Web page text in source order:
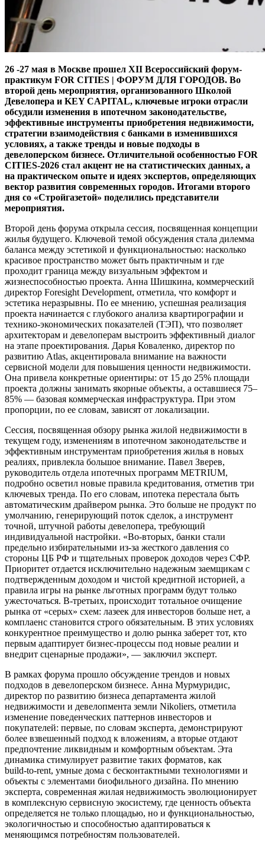
26 -27 мая в Москве прошел XII Всероссийский форум-
практикум FOR CITIES | ФОРУМ ДЛЯ ГОРОДОВ. Во
второй день мероприятия, организованного Школой
Девелопера и KEY CAPITAL, ключевые игроки отрасли
обсудили изменения в ипотечном законодательстве,
эффективные инструменты приобретения недвижимости,
стратегии взаимодействия с банками в изменившихся
условиях, а также тренды и новые подходы в
девелоперском бизнесе. Отличительной особенностью FOR
CITIES‑2026 стал акцент не на статистических данных, а
на практическом опыте и идеях экспертов, определяющих
вектор развития современных городов. Итогами второго
дня со «Стройгазетой» поделились представители
мероприятия.
Второй день форума открыла сессия, посвященная концепции
жилья будущего. Ключевой темой обсуждения стала дилемма
баланса между эстетикой и функциональностью: насколько
красивое пространство может быть практичным и где
проходит граница между визуальным эффектом и
жизнеспособностью проекта. Анна Шишкина, коммерческий
директор Foresight Development, отметила, что комфорт и
эстетика неразрывны. По ее мнению, успешная реализация
проекта начинается с глубокого анализа квартирографии и
технико-экономических показателей (ТЭП), что позволяет
архитекторам и девелоперам выстроить эффективный диалог
на этапе проектирования. Дарья Коваленко, директор по
развитию Atlas, акцентировала внимание на важности
сервисной модели для повышения ценности недвижимости.
Она привела конкретные ориентиры: от 15 до 25% площади
проекта должны занимать якорные объекты, а оставшиеся 75–
85% — базовая коммерческая инфраструктура. При этом
пропорции, по ее словам, зависят от локализации.
Сессия, посвященная обзору рынка жилой недвижимости в
текущем году, изменениям в ипотечном законодательстве и
эффективным инструментам приобретения жилья в новых
реалиях, привлекла большое внимание. Павел Зверев,
руководитель отдела ипотечных программ METRIUM,
подробно осветил новые правила кредитования, отметив три
ключевых тренда. По его словам, ипотека перестала быть
автоматическим драйвером рынка. Это больше не продукт по
умолчанию, генерирующий поток сделок, а инструмент
точной, штучной работы девелопера, требующий
индивидуальной настройки. «Во-вторых, банки стали
предельно избирательными из-за жесткого давления со
стороны ЦБ РФ и тщательных проверок доходов через СФР.
Приоритет отдается исключительно надежным заемщикам с
подтвержденным доходом и чистой кредитной историей, а
правила игры на рынке льготных программ будут только
ужесточаться. В-третьих, происходит тотальное очищение
рынка от «серых» схем: лазеек для инвесторов больше нет, а
комплаенс становится строго обязательным. В этих условиях
конкурентное преимущество и долю рынка заберет тот, кто
первым адаптирует бизнес-процессы под новые реалии и
внедрит сценарные продажи», — заключил эксперт.
В рамках форума прошло обсуждение трендов и новых
подходов в девелоперском бизнесе. Анна Мурмуридис,
директор по развитию бизнеса департамента жилой
недвижимости и девелопмента земли Nikoliers, отметила
изменение поведенческих паттернов инвесторов и
покупателей: первые, по словам эксперта, демонстрируют
более взвешенный подход к вложениям, а вторые отдают
предпочтение ликвидным и комфортным объектам. Эта
динамика стимулирует развитие таких форматов, как
build‑to‑rent, умные дома с бесконтактными технологиями и
объекты с элементами биофильного дизайна. По мнению
эксперта, современная жилая недвижимость эволюционирует
в комплексную сервисную экосистему, где ценность объекта
определяется не только площадью, но и функциональностью,
экологичностью и способностью адаптироваться к
меняющимся потребностям пользователей.